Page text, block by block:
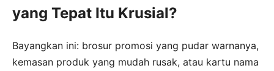
yang Tepat Itu Krusial?
Bayangkan ini: brosur promosi yang pudar warnanya,
kemasan produk yang mudah rusak, atau kartu nama